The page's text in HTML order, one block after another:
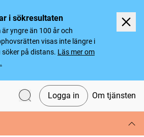
i sökresultaten
yngre än 100 år och
visas inte längre i
på distans. Läs mer om
Logga in Om tjänsten